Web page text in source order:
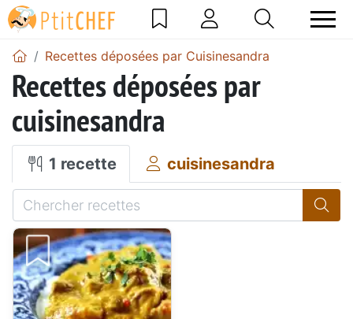
Recettes déposées par Cuisinesandra
Recettes déposées par
cuisinesandra
1 recette cuisinesandra